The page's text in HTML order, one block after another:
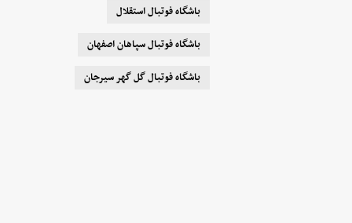
باشگاه فوتبال استقلال
باشگاه فوتبال سپاهان اصفهان
باشگاه فوتبال گل گهر سیرجان